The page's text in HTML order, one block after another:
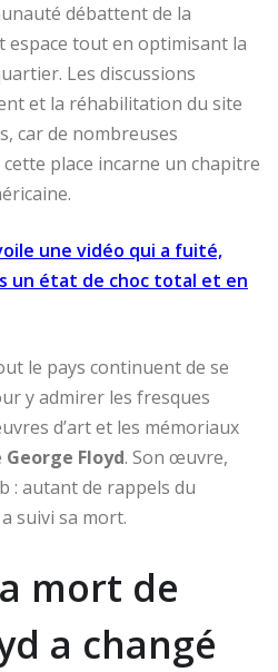
débattent de la
espace tout en optimisant la
Les discussions
et la réhabilitation du site
car de nombreuses
place incarne un chapitre
une vidéo qui a fuité,
un état de choc total et en
le pays continuent de se
y admirer les fresques
d’art et les mémoriaux
George Floyd. Son œuvre,
: autant de rappels du
suivi sa mort.
mort de
a changé